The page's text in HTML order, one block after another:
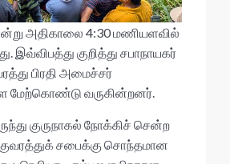
அதிகாலை 4:30 மணியளவில்
இவ்விபத்து குறித்து சபாநாயகர்
பிரதி அமைச்சர்
மேற்கொண்டு வருகின்றனர்.
குருநாகல் நோக்கிச் சென்ற
சபைக்கு சொந்தமான